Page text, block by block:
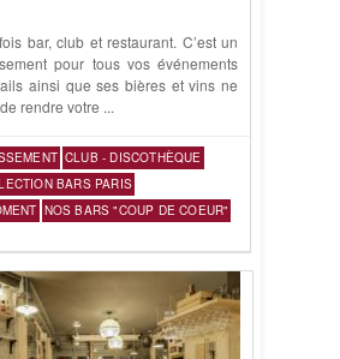
bar, club et restaurant. C’est un
pour tous vos événements
ainsi que ses bières et vins ne
rendre votre ...
CLUB - DISCOTHÈQUE
BARS PARIS
NOS BARS "COUP DE COEUR"